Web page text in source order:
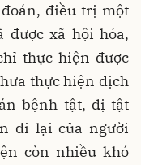
điều trị một
được xã hội hóa,
thực hiện được
thực hiện dịch
bệnh tật, dị tật
đi lại của người
còn nhiều khó